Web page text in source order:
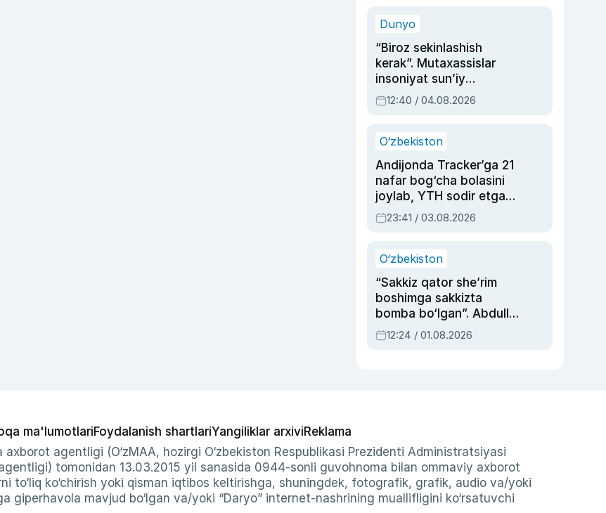
Dunyo
“Biroz sekinlashish
kerak”. Mutaxassislar
insoniyat sun’iy
intellektni boshqara
olmay qolishidan xavotir
12:40 / 04.08.2026
O‘zbekiston
Andijonda Tracker’ga 21
nafar bog‘cha bolasini
joylab, YTH sodir etgan
ayolga sud hukmi o‘qildi
23:41 / 03.08.2026
O‘zbekiston
“Sakkiz qator she’rim
boshimga sakkizta
bomba bo‘lgan”. Abdulla
Oripovni siyosiy
ayblovlardan asrab
12:24 / 01.08.2026
ma'lumotlariFoydalanish shartlariYangiliklar arxiviReklama
agentligi (O‘zMAA, hozirgi O‘zbekiston Respublikasi Prezidenti Administratsiyasi
tomonidan 13.03.2015 yil sanasida 0944-sonli guvohnoma bilan ommaviy axborot
to‘liq ko‘chirish yoki qisman iqtibos keltirishga, shuningdek, fotografik, grafik, audio va/yoki
giperhavola mavjud bo‘lgan va/yoki “Daryo” internet-nashrining muallifligini ko‘rsatuvchi